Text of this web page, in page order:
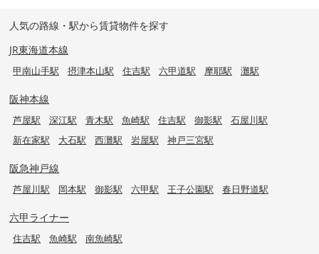
人気の路線・駅から賃貸物件を探す
JR東海道本線
甲南山手駅 摂津本山駅 住吉駅 六甲道駅 摩耶駅 灘駅
阪神本線
芦屋駅 深江駅 青木駅 魚崎駅 住吉駅 御影駅
石屋川駅
新在家駅
大石駅 西灘駅 岩屋駅 神戸三宮駅
阪急神戸線
芦屋川駅 岡本駅 御影駅 六甲駅 王子公園駅 春日野道駅
六甲ライナー
住吉駅 魚崎駅 南魚崎駅